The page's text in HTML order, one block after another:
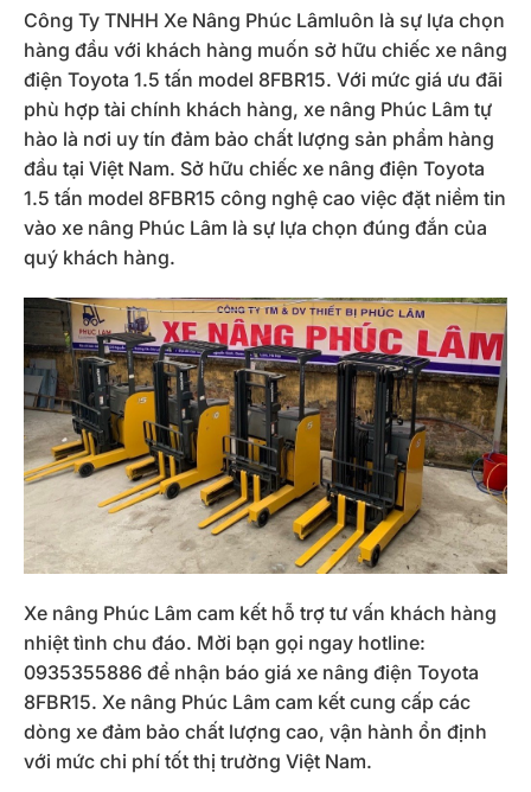
Công Ty TNHH Xe Nâng Phúc Lâmluôn là sự lựa chọn
hàng đầu với khách hàng muốn sở hữu chiếc xe nâng
điện Toyota 1.5 tấn model 8FBR15. Với mức giá ưu đãi
phù hợp tài chính khách hàng, xe nâng Phúc Lâm tự
hào là nơi uy tín đảm bảo chất lượng sản phẩm hàng
đầu tại Việt Nam. Sở hữu chiếc xe nâng điện Toyota
1.5 tấn model 8FBR15 công nghệ cao việc đặt niềm tin
vào xe nâng Phúc Lâm là sự lựa chọn đúng đắn của
quý khách hàng.
Xe nâng Phúc Lâm cam kết hỗ trợ tư vấn khách hàng
nhiệt tình chu đáo. Mời bạn gọi ngay hotline:
0935355886 để nhận báo giá xe nâng điện Toyota
8FBR15. Xe nâng Phúc Lâm cam kết cung cấp các
dòng xe đảm bảo chất lượng cao, vận hành ổn định
với mức chi phí tốt thị trường Việt Nam.